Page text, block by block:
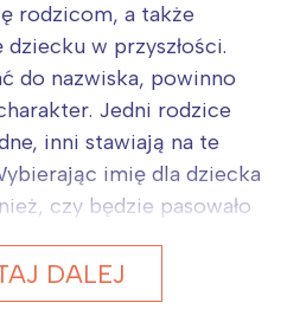
rodzicom, a także
w przyszłości.
do nazwiska, powinno
Jedni rodzice
inni stawiają na te
imię dla dziecka
czy będzie pasowało
DALEJ